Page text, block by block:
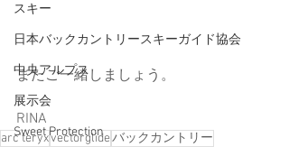
スキー
日本バックカントリースキーガイド協会
中央アルプス
展示会
Sweet Protection
またご一緒しましょう。
RINA
arc'teryxvectorglideバックカントリー